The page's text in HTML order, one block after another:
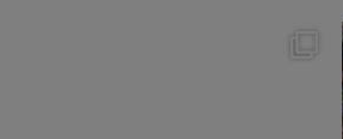
Anne & Tine i
modeugen - fineste